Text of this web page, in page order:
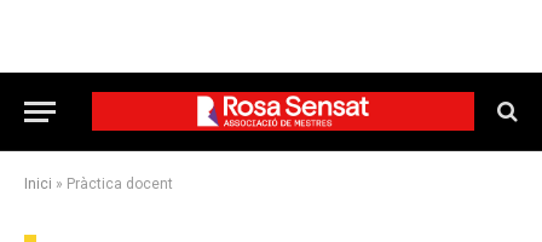
Inici » Pràctica docent